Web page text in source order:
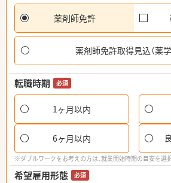
薬剤師免許
薬剤師免許取得見込（薬学
転職時期 必須
1ヶ月以内
6ヶ月以内
※ダブルワークをお考えの方は、就業開始時期の目安を選
希望雇用形態 必須